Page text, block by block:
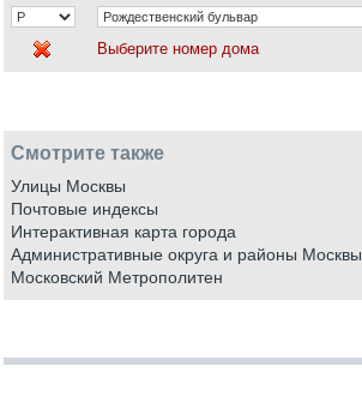
Выберите номер дома
Смотрите также
Улицы Москвы
Почтовые индексы
Интерактивная карта города
Административные округа и районы Москвы
Московский Метрополитен